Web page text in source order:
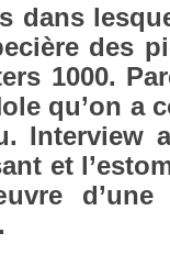
dans
des
1000.
qu’on a
In­ter­view
et